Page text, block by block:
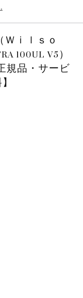
ｉｌｓｏ
100UL V5）
規品・サービ